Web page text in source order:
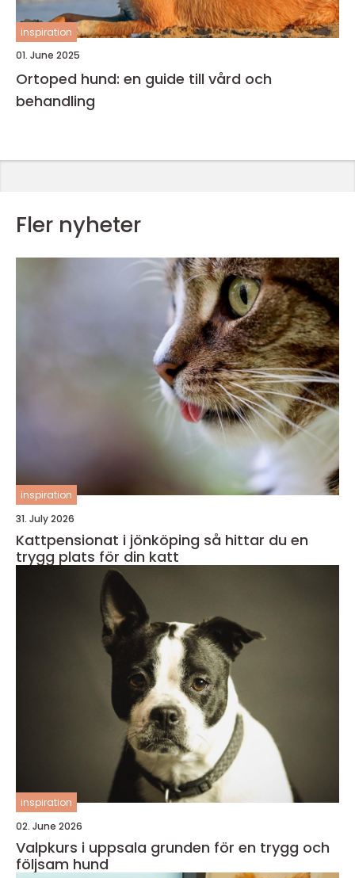
inspiration
01. June 2025
Ortoped hund: en guide till vård och
behandling
Fler nyheter
inspiration
31. July 2026
Kattpensionat i jönköping så hittar du en
trygg plats för din katt
inspiration
02. June 2026
Valpkurs i uppsala grunden för en trygg och
följsam hund